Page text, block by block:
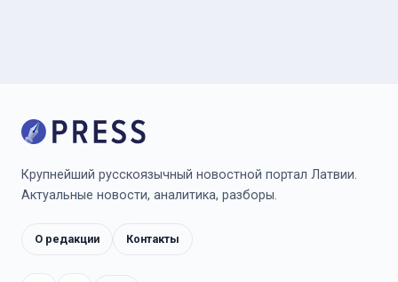
Крупнейший русскоязычный новостной портал Латвии.
Актуальные новости, аналитика, разборы.
О редакции Контакты